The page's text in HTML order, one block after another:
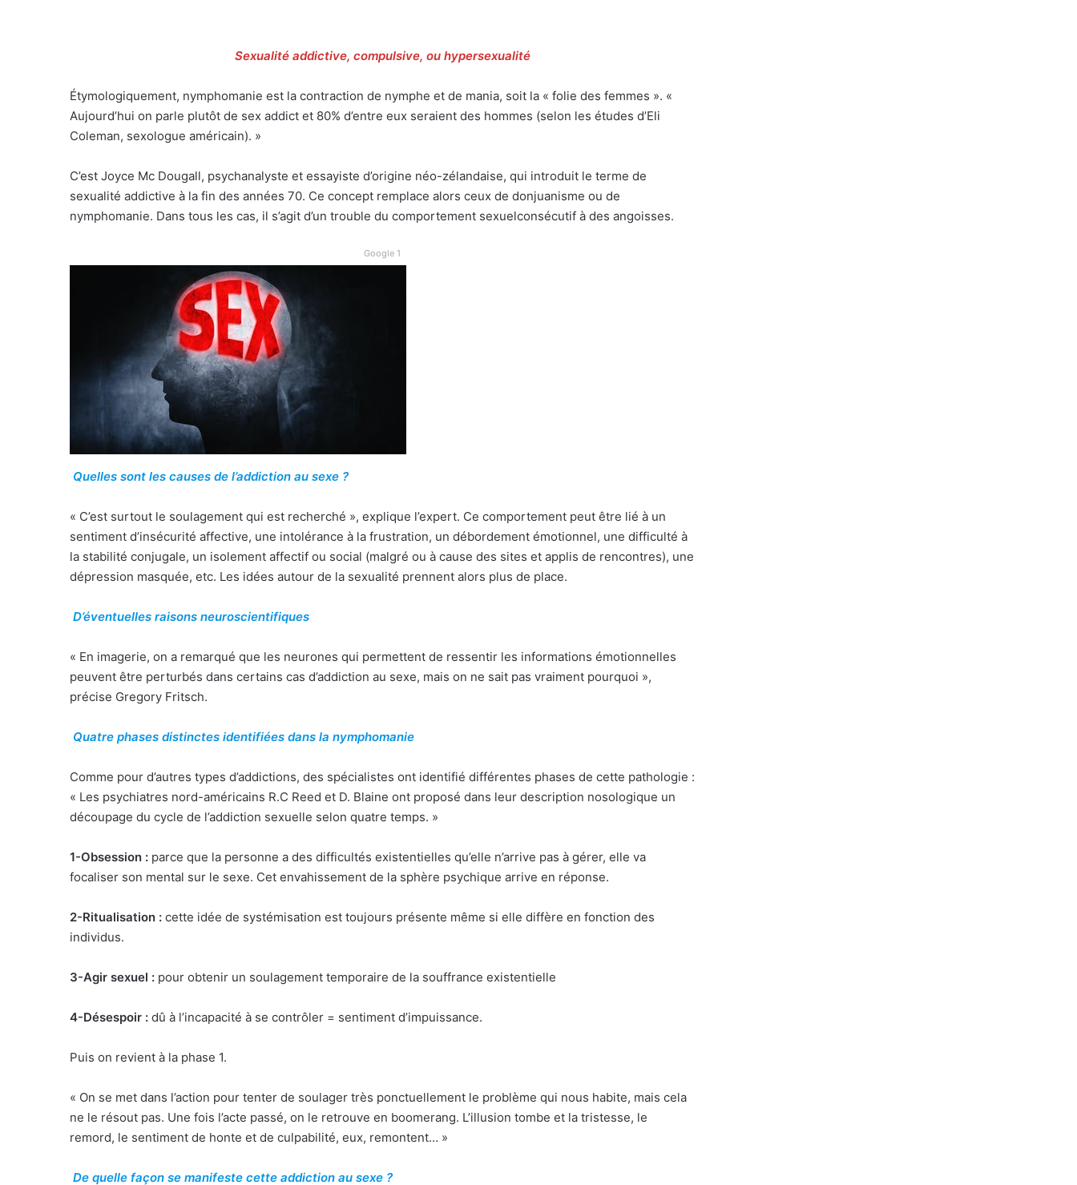
Sexualité addictive, compulsive, ou hypersexualité
Étymologiquement, nymphomanie est la contraction de nymphe et de mania, soit la « folie des femmes ». «
Aujourd’hui on parle plutôt de sex addict et 80% d’entre eux seraient des hommes (selon les études d’Eli
Coleman, sexologue américain). »
C’est Joyce Mc Dougall, psychanalyste et essayiste d’origine néo-zélandaise, qui introduit le terme de
sexualité addictive à la fin des années 70. Ce concept remplace alors ceux de donjuanisme ou de
nymphomanie. Dans tous les cas, il s’agit d’un trouble du comportement sexuelconsécutif à des angoisses.
Google 1
Quelles sont les causes de l’addiction au sexe ?
« C’est surtout le soulagement qui est recherché », explique l’expert. Ce comportement peut être lié à un
sentiment d’insécurité affective, une intolérance à la frustration, un débordement émotionnel, une difficulté à
la stabilité conjugale, un isolement affectif ou social (malgré ou à cause des sites et applis de rencontres), une
dépression masquée, etc. Les idées autour de la sexualité prennent alors plus de place.
D’éventuelles raisons neuroscientifiques
« En imagerie, on a remarqué que les neurones qui permettent de ressentir les informations émotionnelles
peuvent être perturbés dans certains cas d’addiction au sexe, mais on ne sait pas vraiment pourquoi »,
précise Gregory Fritsch.
Quatre phases distinctes identifiées dans la nymphomanie
Comme pour d’autres types d’addictions, des spécialistes ont identifié différentes phases de cette pathologie :
« Les psychiatres nord-américains R.C Reed et D. Blaine ont proposé dans leur description nosologique un
découpage du cycle de l’addiction sexuelle selon quatre temps. »
1-Obsession : parce que la personne a des difficultés existentielles qu’elle n’arrive pas à gérer, elle va
focaliser son mental sur le sexe. Cet envahissement de la sphère psychique arrive en réponse.
2-Ritualisation : cette idée de systémisation est toujours présente même si elle diffère en fonction des
individus.
3-Agir sexuel : pour obtenir un soulagement temporaire de la souffrance existentielle
4-Désespoir : dû à l’incapacité à se contrôler = sentiment d’impuissance.
Puis on revient à la phase 1.
« On se met dans l’action pour tenter de soulager très ponctuellement le problème qui nous habite, mais cela
ne le résout pas. Une fois l’acte passé, on le retrouve en boomerang. L’illusion tombe et la tristesse, le
remord, le sentiment de honte et de culpabilité, eux, remontent… »
De quelle façon se manifeste cette addiction au sexe ?